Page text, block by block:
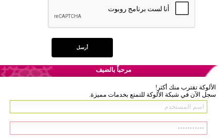
مرحباً بالضيف
الألوكة تقترب منك أكثر!
سجل الآن في شبكة الألوكة للتمتع بخدمات مميزة.